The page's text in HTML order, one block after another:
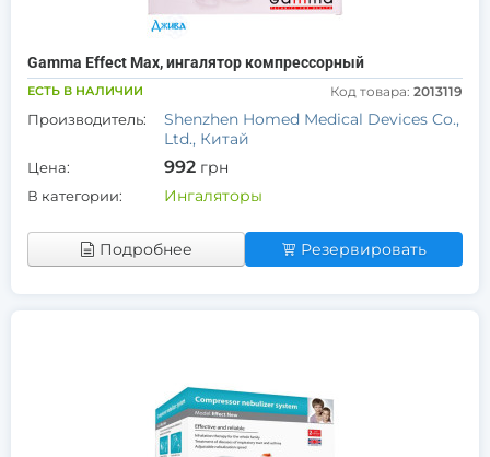
Gamma Effect Max, ингалятор компрессорный
ЕСТЬ В НАЛИЧИИ Код товара: 2013119
Производитель:
Shenzhen Homed Medical Devices Co.,
Ltd., Китай
Цена: 992 грн
В категории: Ингаляторы
Подробнее Резервировать